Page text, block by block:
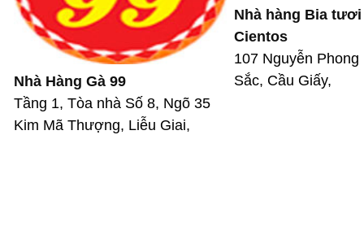
Nhà Hàng Gà 99
Tầng 1, Tòa nhà Số 8, Ngõ 35
Kim Mã Thượng, Liễu Giai,
Nhà hàng Bia tươi
Cientos
107 Nguyễn Phong
Sắc, Cầu Giấy,